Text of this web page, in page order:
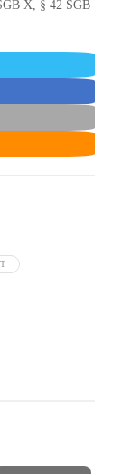
X, § 42 SGB